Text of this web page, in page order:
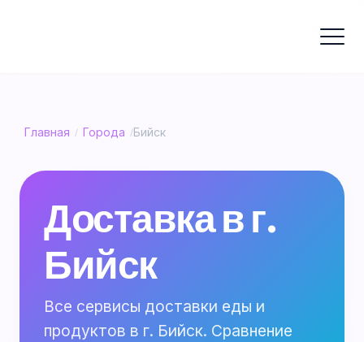
Главная / Города /Бийск
Доставка в г.
Бийск
Все сервисы доставки еды и
продуктов в г. Бийск. Сравнение